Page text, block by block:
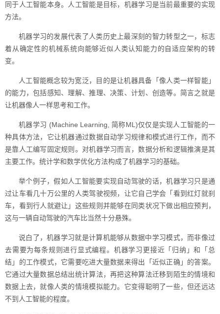
同于人工智能本身。人工智能是目标，机器学习是当前最重要的实现
方法。
机器学习的发展代表了人类历史上最深刻的智力转型之一，标志
着从确定性的机械系统向能够近似人类认知能力的自适应架构的转
变。
人工智能概念较为宽泛，目的是让机器具备「像人类一样智能」
的能力，包括感知、理解、推理、决策、计划、创造等。简言之就是
让机器像人一样思考和工作。
机器学习 (Machine Learning, 简称ML)仅仅是实现人工智能的一
种具体方法，它让机器通过数据自动学习规律和模式进行工作，而不
是靠人工编写固定规则。对机器学习而言，数据分析和逻辑推演是其
主要工作。统计学和数学优化方法构成了机器学习的基础。
举个例子，假如人工智能要实现自动驾驶的话，机器学习只是通
过让车看几十万公里的人类驾驶视频，让它自己学会「看到红灯就刹
车，看到行人就避让」这些规则并能够在同类状况下做出相应预判，
这与一辆自动驾驶的汽车比当然十分悬殊。
说白了，机器学习就是计算机能够从数据中学习模式，而非像过
去需要为每条规则进行显式编程。机器学习更接近「归纳」和「总
结」的工作模式，它需要吃进大量数据来得出「近似正确」的答案。
它通过大量数据总结出统计算法，再把这种算法迁移到陌生的情境和
数据上去，就像人类的情境模拟能力。它变得聪明了一些，但还远达
不到人工智能的程度。